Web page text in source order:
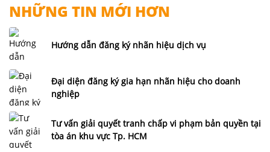
NHỮNG TIN MỚI HƠN
Hướng dẫn đăng ký nhãn hiệu dịch vụ
Đại diện đăng ký gia hạn nhãn hiệu cho doanh
nghiệp
Tư vấn giải quyết tranh chấp vi phạm bản quyền tại
tòa án khu vực Tp. HCM